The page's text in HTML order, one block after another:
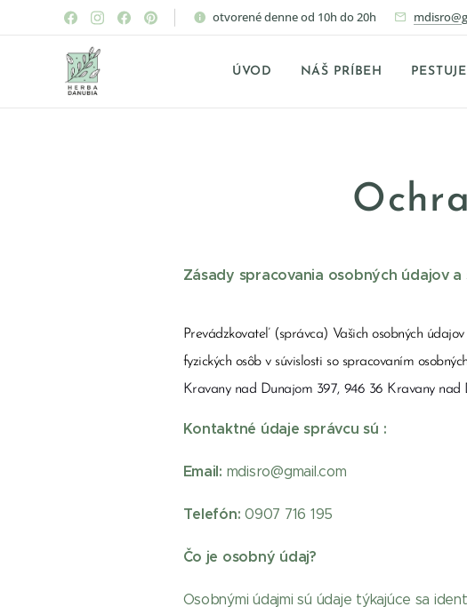
otvorené denne od 10h do 20h
ÚVOD NÁŠ PRÍBEH
Zásady spracovania osobných údajov
Prevádzkovateľ (správca) Vašich osobných
fyzických osôb v súvislosti so spracovaním
Kravany nad Dunajom 397, 946 36 Kravany
Kontaktné údaje správcu sú :
Email: mdisro@gmail.com
Telefón: 0907 716 195
Čo je osobný údaj?
Osobnými údajmi sú údaje týkajúce sa